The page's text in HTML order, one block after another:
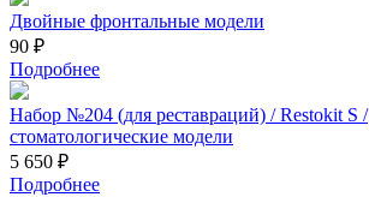
Двойные фронтальные модели
90 ₽
Подробнее
Набор №204 (для реставраций) / Restokit S /
стоматологические модели
5 650 ₽
Подробнее